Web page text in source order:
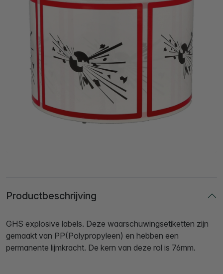
Productbeschrijving
GHS explosive labels. Deze waarschuwingsetiketten zijn
gemaakt van PP(Polypropyleen) en hebben een
permanente lijmkracht. De kern van deze rol is 76mm.